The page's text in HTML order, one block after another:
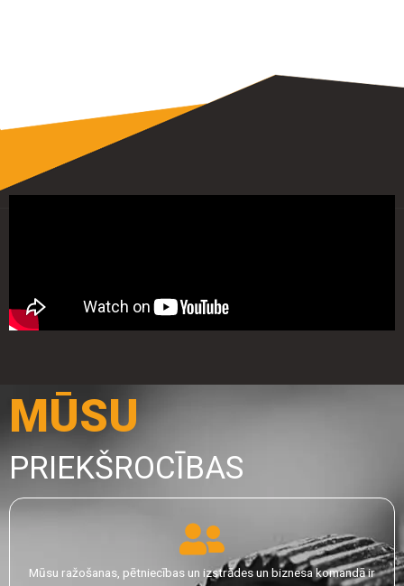
MŪSU
PRIEKŠROCĪBAS
Mūsu ražošanas, pētniecības un izstrādes un biznesa komandā ir